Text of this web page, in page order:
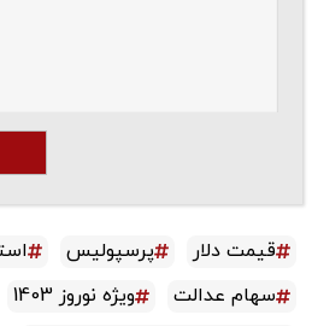
قیمت دلار پرسپولیس
سهام عدالت
ویژه نوروز 1403